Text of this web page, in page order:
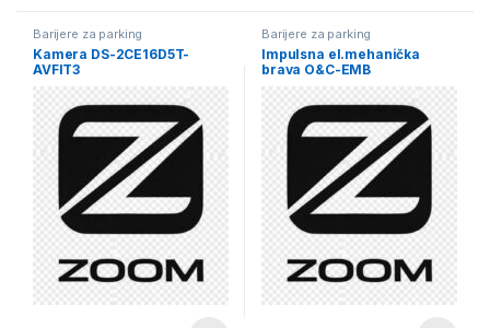
Barijere za parking
Kamera DS-2CE16D5T-
AVFIT3
Barijere za parking
Impulsna el.mehanička
brava O&C-EMB